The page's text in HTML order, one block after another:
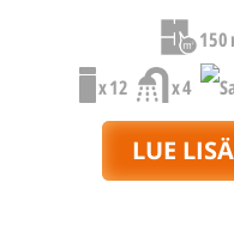
150
x 12
x 4
LUE